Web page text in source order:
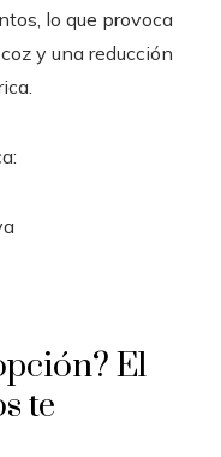
lo que provoca
y una reducción
El
te